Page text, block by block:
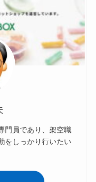
門員であり、架空職
をしっかり行いたい